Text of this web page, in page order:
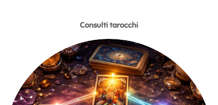
Consulti tarocchi